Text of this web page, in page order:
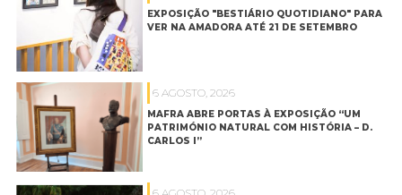
EXPOSIÇÃO "BESTIÁRIO QUOTIDIANO" PARA
VER NA AMADORA ATÉ 21 DE SETEMBRO
6 AGOSTO, 2026
MAFRA ABRE PORTAS À EXPOSIÇÃO “UM
PATRIMÓNIO NATURAL COM HISTÓRIA – D.
CARLOS I”